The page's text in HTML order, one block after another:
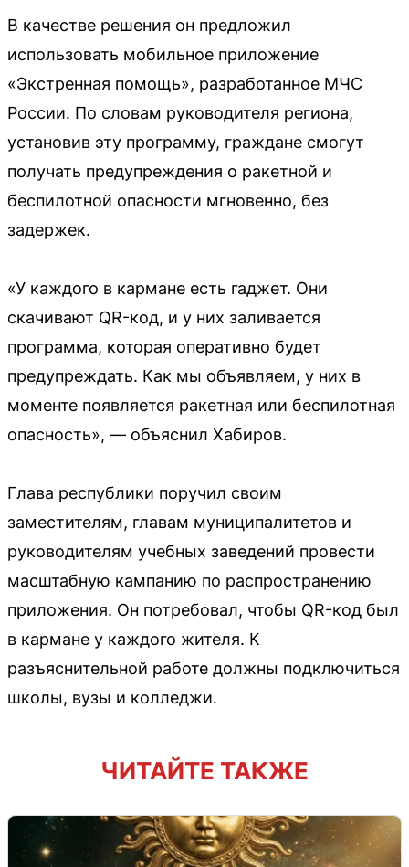
В качестве решения он предложил
использовать мобильное приложение
«Экстренная помощь», разработанное МЧС
России. По словам руководителя региона,
установив эту программу, граждане смогут
получать предупреждения о ракетной и
беспилотной опасности мгновенно, без
задержек.
«У каждого в кармане есть гаджет. Они
скачивают QR-код, и у них заливается
программа, которая оперативно будет
предупреждать. Как мы объявляем, у них в
моменте появляется ракетная или беспилотная
опасность», — объяснил Хабиров.
Глава республики поручил своим
заместителям, главам муниципалитетов и
руководителям учебных заведений провести
масштабную кампанию по распространению
приложения. Он потребовал, чтобы QR-код был
в кармане у каждого жителя. К
разъяснительной работе должны подключиться
школы, вузы и колледжи.
ЧИТАЙТЕ ТАКЖЕ